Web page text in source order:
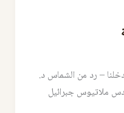
البيزنطية بيزنطية(1) مدخلنا – رد من الشماس د.
ملاتيوس جبرائيل